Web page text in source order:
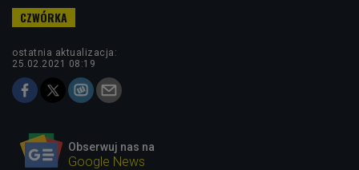
ostatnia aktualizacja:
25.02.2021 08:19
Obserwuj nas na
Google News